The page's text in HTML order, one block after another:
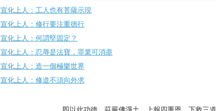
宣化上人：工人也有菩薩示現
宣化上人：修行要注重德行
宣化上人：何謂堅固定？
宣化上人：忍辱是法寶，罪業可消盡
宣化上人：造一個極樂世界
宣化上人：修道不須向外求